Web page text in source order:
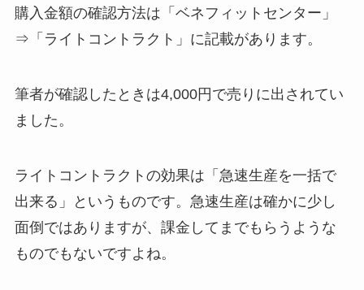
購入金額の確認方法は「ベネフィットセンター」
⇒「ライトコントラクト」に記載があります。
筆者が確認したときは4,000円で売りに出されてい
ました。
ライトコントラクトの効果は「急速生産を一括で
出来る」というものです。急速生産は確かに少し
面倒ではありますが、課金してまでもらうような
ものでもないですよね。